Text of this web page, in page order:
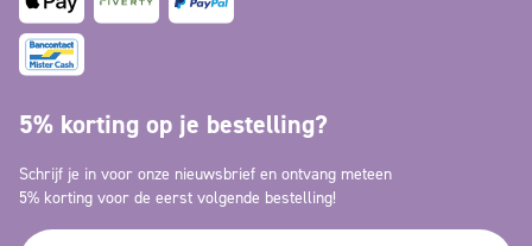
5% korting op je bestelling?
Schrijf je in voor onze nieuwsbrief en ontvang meteen
5% korting voor de eerst volgende bestelling!